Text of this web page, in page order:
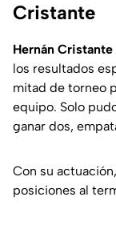
Cristante
Hernán Cristante
los resultados
mitad de torneo
equipo. Solo
ganar dos,
Con su
posiciones al